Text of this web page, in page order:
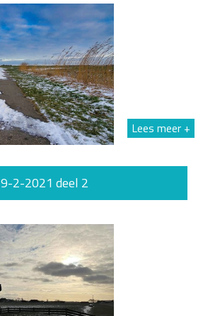
Lees meer +
9-2-2021 deel 2